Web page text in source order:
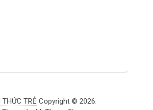
THỨC TRẺ Copyright © 2026.